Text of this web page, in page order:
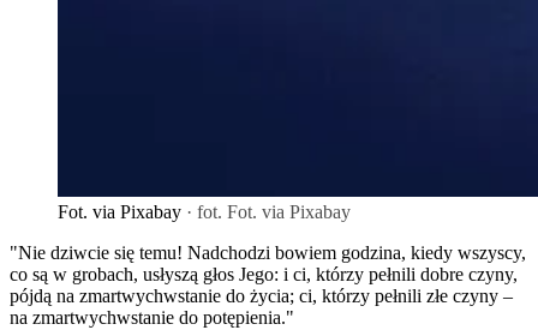
Fot. via Pixabay · fot. Fot. via Pixabay
"Nie dziwcie się temu! Nadchodzi bowiem godzina, kiedy wszyscy,
co są w grobach, usłyszą głos Jego: i ci, którzy pełnili dobre czyny,
pójdą na zmartwychwstanie do życia; ci, którzy pełnili złe czyny –
na zmartwychwstanie do potępienia."